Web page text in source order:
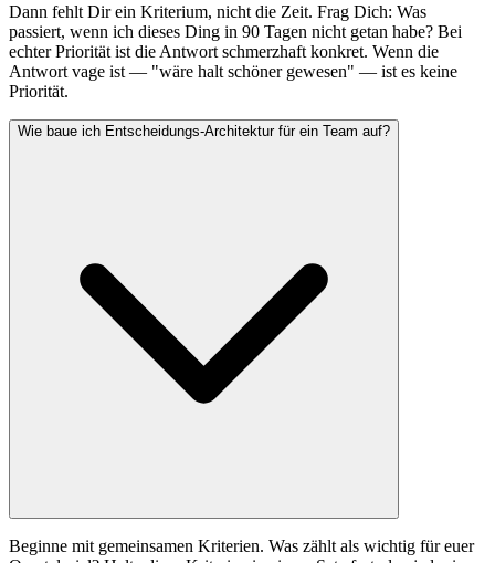
Dann fehlt Dir ein Kriterium, nicht die Zeit. Frag Dich: Was
passiert, wenn ich dieses Ding in 90 Tagen nicht getan habe? Bei
echter Priorität ist die Antwort schmerzhaft konkret. Wenn die
Antwort vage ist — "wäre halt schöner gewesen" — ist es keine
Priorität.
Wie baue ich Entscheidungs-Architektur für ein Team auf?
Beginne mit gemeinsamen Kriterien. Was zählt als wichtig für euer